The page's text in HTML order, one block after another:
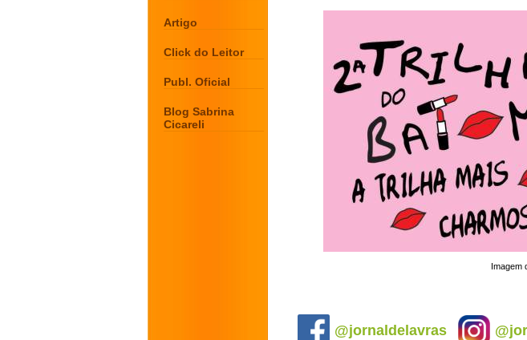
Artigo
Click do Leitor
Publ. Oficial
Blog Sabrina
Cicareli
Imagem
@jornaldelavras